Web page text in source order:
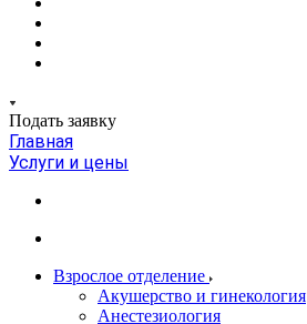
Подать заявку
Главная
Услуги и цены
Взрослое отделение
Акушерство и гинекология
Анестезиология